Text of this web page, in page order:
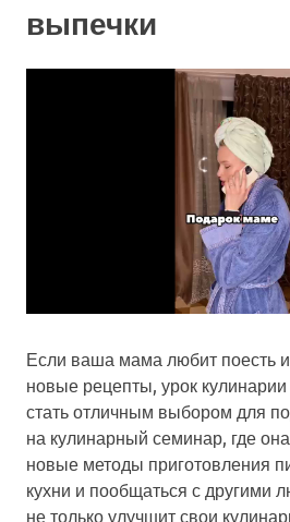
выпечки
Если ваша мама любит поесть
новые рецепты, урок
стать отличным выбором для
на кулинарный семинар, где
новые методы приготовления
кухни и пообщаться с другими
не только улучшит свои